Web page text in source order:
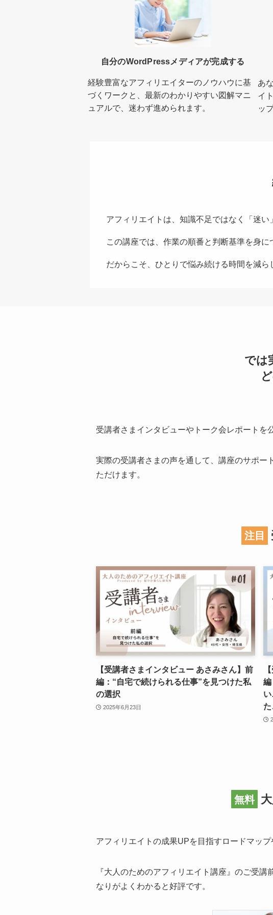
自分のWordPressメディアが完成する
経験豊富なアフィリエイターのノウハウに基
づくワークと、最新のわかりやすい図解マニ
ュアルで、迷わず進められます。
あ
イ
ッ
アフィリエイトは、知識不足ではなく「迷い
この講座では、作業の順番と判断基準を身
だからこそ、ひとりで悩み続ける時間を減ら
では
受講者さまインタビューやトーク会レポートを
実際の受講者さまの声を通して、講座のサポー
ただけます。
注目
【受講者さまインタビュー あさみさん】前
編：“自宅で続けられる仕事”を見つけた私
の選択
2025年6月23日
編
無料
アフィリエイトの成果UPを目指すロードマッ
『大人のためのアフィリエイト講座』のご受
なりがよくわかると好評です。